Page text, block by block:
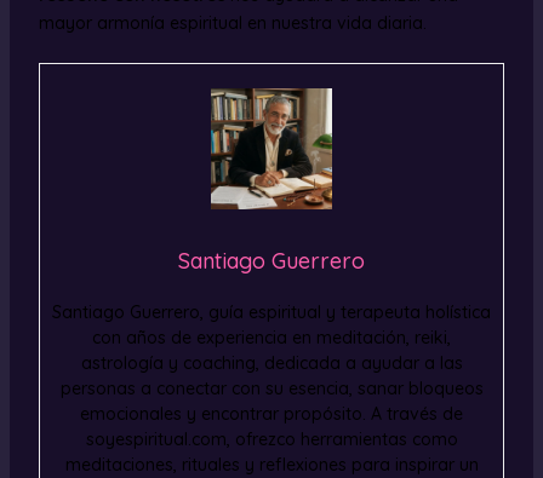
mayor armonía espiritual en nuestra vida diaria.
Santiago Guerrero
Santiago Guerrero, guía espiritual y terapeuta holística
con años de experiencia en meditación, reiki,
astrología y coaching, dedicada a ayudar a las
personas a conectar con su esencia, sanar bloqueos
emocionales y encontrar propósito. A través de
soyespiritual.com, ofrezco herramientas como
meditaciones, rituales y reflexiones para inspirar un